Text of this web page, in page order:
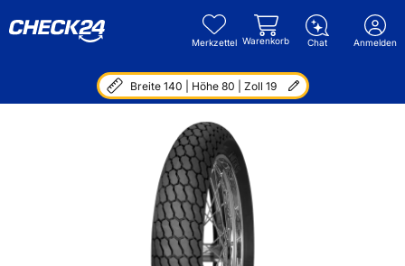
Merkzettel Warenkorb Chat Anmelden
Breite 140 | Höhe 80 | Zoll 19